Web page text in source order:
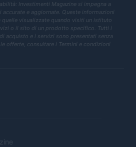
Investimenti Magazine si impegna a
accurate e aggiornate. Queste informazioni
visualizzate quando visiti un istituto
o il sito di un prodotto specifico. Tutti i
acquisto e i servizi sono presentati senza
offerte, consultare i Termini e condizioni